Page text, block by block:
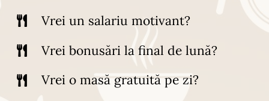
Vrei un salariu motivant?
Vrei bonusări la final de lună?
Vrei o masă gratuită pe zi?